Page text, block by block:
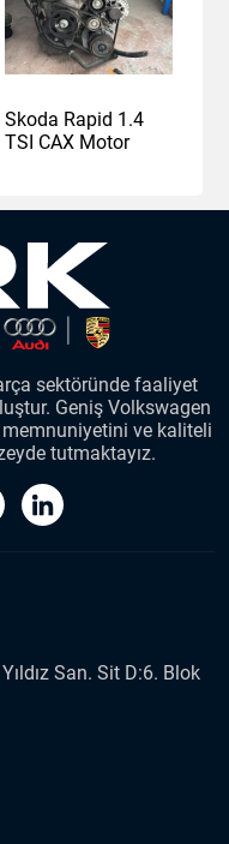
Skoda Rapid 1.4
TSI CAX Motor
sektöründe faaliyet
Geniş Volkswagen
ve kaliteli
tutmaktayız.
San. Sit D:6. Blok